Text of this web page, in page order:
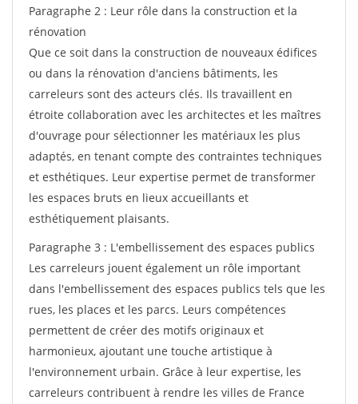
Paragraphe 2 : Leur rôle dans la construction et la
rénovation
Que ce soit dans la construction de nouveaux édifices
ou dans la rénovation d'anciens bâtiments, les
carreleurs sont des acteurs clés. Ils travaillent en
étroite collaboration avec les architectes et les maîtres
d'ouvrage pour sélectionner les matériaux les plus
adaptés, en tenant compte des contraintes techniques
et esthétiques. Leur expertise permet de transformer
les espaces bruts en lieux accueillants et
esthétiquement plaisants.
Paragraphe 3 : L'embellissement des espaces publics
Les carreleurs jouent également un rôle important
dans l'embellissement des espaces publics tels que les
rues, les places et les parcs. Leurs compétences
permettent de créer des motifs originaux et
harmonieux, ajoutant une touche artistique à
l'environnement urbain. Grâce à leur expertise, les
carreleurs contribuent à rendre les villes de France